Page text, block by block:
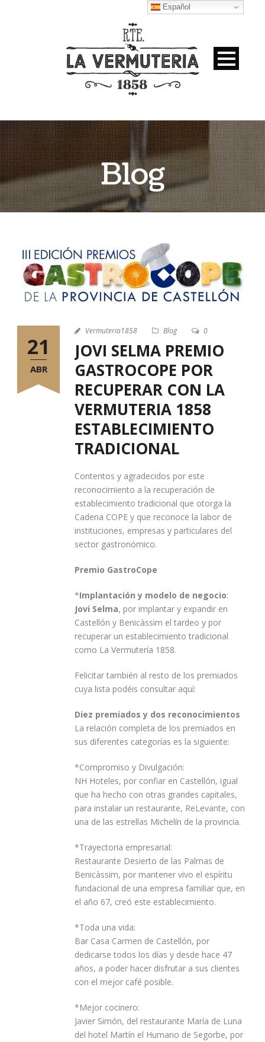
Blog
21
ABR
Vermuteria1858 Blog 0
JOVI SELMA PREMIO
GASTROCOPE POR
RECUPERAR CON LA
VERMUTERIA 1858
ESTABLECIMIENTO
TRADICIONAL
Contentos y agradecidos por este
reconocimiento a la recuperación de
establecimiento tradicional que otorga la
Cadena COPE y que reconoce la labor de
instituciones, empresas y particulares del
sector gastronómico.
Premio GastroCope
*Implantación y modelo de negocio:
Jovi Selma, por implantar y expandir en
Castellón y Benicàssim el tardeo y por
recuperar un establecimiento tradicional
como La Vermutería 1858.
Felicitar también al resto de los premiados
cuya lista podéis consultar aquí:
Diez premiados y dos reconocimientos
La relación completa de los premiados en
sus diferentes categorías es la siguiente:
*Compromiso y Divulgación:
NH Hoteles, por confiar en Castellón, igual
que ha hecho con otras grandes capitales,
para instalar un restaurante, ReLevante, con
una de las estrellas Michelín de la provincia.
*Trayectoria empresarial:
Restaurante Desierto de las Palmas de
Benicàssim, por mantener vivo el espíritu
fundacional de una empresa familiar que, en
el año 67, creó este establecimiento.
*Toda una vida:
Bar Casa Carmen de Castellón, por
dedicarse todos los días y desde hace 47
años, a poder hacer disfrutar a sus clientes
con el mejor café posible.
*Mejor cocinero:
Javier Simón, del restaurante María de Luna
del hotel Martín el Humano de Segorbe, por
Español